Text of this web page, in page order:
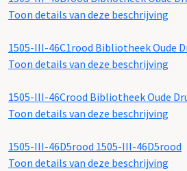
Toon details van deze beschrijving
1505-III-46C1rood Bibliotheek Oude
Toon details van deze beschrijving
1505-III-46Crood Bibliotheek Oude
Toon details van deze beschrijving
1505-III-46D5rood 1505-III-46D5rood
Toon details van deze beschrijving